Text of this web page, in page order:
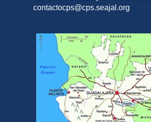
contactocps@cps.seajal.org